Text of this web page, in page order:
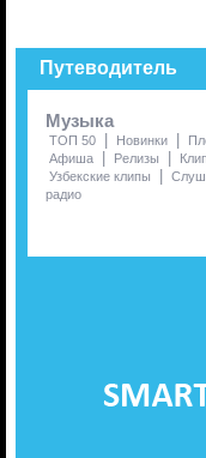
Путеводитель
Музыка
ТОП 50 | Новинки |
Афиша | Релизы |
Узбекские клипы |
радио